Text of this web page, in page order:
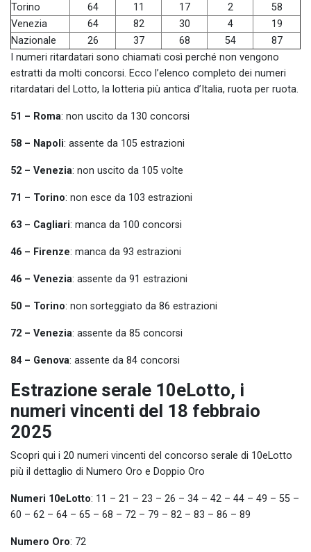
Torino
64 11 17 2
58
Venezia
64 82 30 4
19
Nazionale
26 37 68 54
87
I numeri ritardatari sono chiamati così perché non vengono
estratti da molti concorsi. Ecco l’elenco completo dei numeri
ritardatari del Lotto, la lotteria più antica d’Italia, ruota per ruota.
51 – Roma: non uscito da 130 concorsi
58 – Napoli: assente da 105 estrazioni
52 – Venezia: non uscito da 105 volte
71 – Torino: non esce da 103 estrazioni
63 – Cagliari: manca da 100 concorsi
46 – Firenze: manca da 93 estrazioni
46 – Venezia: assente da 91 estrazioni
50 – Torino: non sorteggiato da 86 estrazioni
72 – Venezia: assente da 85 concorsi
84 – Genova: assente da 84 concorsi
Estrazione serale 10eLotto, i
numeri vincenti del 18 febbraio
2025
Scopri qui i 20 numeri vincenti del concorso serale di 10eLotto
più il dettaglio di Numero Oro e Doppio Oro
Numeri 10eLotto: 11 – 21 – 23 – 26 – 34 – 42 – 44 – 49 – 55 –
60 – 62 – 64 – 65 – 68 – 72 – 79 – 82 – 83 – 86 – 89
Numero Oro: 72